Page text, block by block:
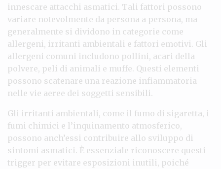
innescare attacchi asmatici. Tali fattori possono
variare notevolmente da persona a persona, ma
generalmente si dividono in categorie come
allergeni, irritanti ambientali e fattori emotivi. Gli
allergeni comuni includono pollini, acari della
polvere, peli di animali e muffe. Questi elementi
possono scatenare una reazione infiammatoria
nelle vie aeree dei soggetti sensibili.
Gli irritanti ambientali, come il fumo di sigaretta, i
fumi chimici e l’inquinamento atmosferico,
possono anch’essi contribuire allo sviluppo di
sintomi asmatici. È essenziale riconoscere questi
trigger per evitare esposizioni inutili, poiché